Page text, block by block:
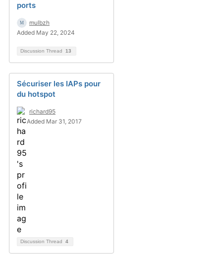
ports
mulbzh
Added May 22, 2024
Discussion Thread 13
Sécuriser les IAPs pour
du hotspot
richard95
Added Mar 31, 2017
Discussion Thread 4